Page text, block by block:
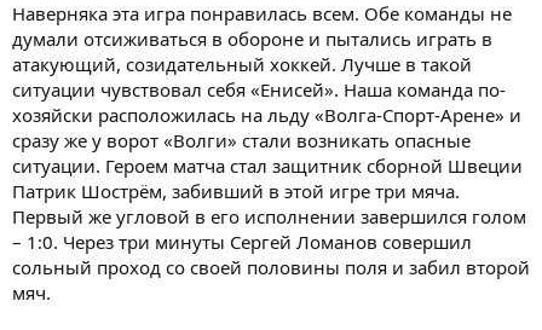
Наверняка эта игра понравилась всем. Обе команды не
думали отсиживаться в обороне и пытались играть в
атакующий, созидательный хоккей. Лучше в такой
ситуации чувствовал себя «Енисей». Наша команда по-
хозяйски расположилась на льду «Волга-Спорт-Арене» и
сразу же у ворот «Волги» стали возникать опасные
ситуации. Героем матча стал защитник сборной Швеции
Патрик Шострём, забивший в этой игре три мяча.
Первый же угловой в его исполнении завершился голом
– 1:0. Через три минуты Сергей Ломанов совершил
сольный проход со своей половины поля и забил второй
мяч.